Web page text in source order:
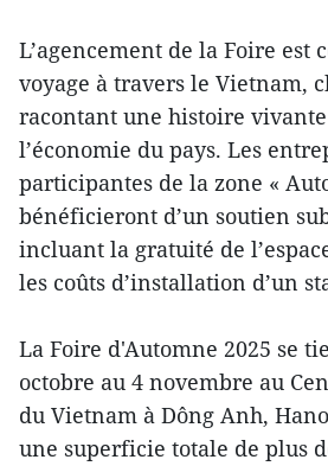
L’agencement de la Foire est
voyage à travers le Vietnam,
racontant une histoire
l’économie du pays. Les
participantes de la zone «
bénéficieront d’un soutien
incluant la gratuité de
les coûts d’installation d’un
La Foire d'Automne 2025 se
octobre au 4 novembre au
du Vietnam à Dông Anh,
une superficie totale de plus